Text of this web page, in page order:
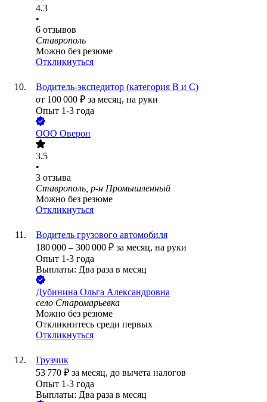
4.3
•
6 отзывов
Ставрополь
Можно без резюме
Откликнуться
Водитель-экспедитор (категория В и С)
от 100 000 ₽ за месяц, на руки
Опыт 1-3 года
ООО Оверон
3.5
•
3 отзыва
Ставрополь, р-н Промышленный
Можно без резюме
Откликнуться
Водитель грузового автомобиля
180 000 – 300 000 ₽ за месяц, на руки
Опыт 1-3 года
Выплаты: Два раза в месяц
Дубинина Ольга Александровна
село Старомарьевка
Можно без резюме
Откликнитесь среди первых
Откликнуться
Грузчик
53 770 ₽ за месяц, до вычета налогов
Опыт 1-3 года
Выплаты: Два раза в месяц